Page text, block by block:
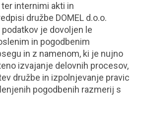
internimi akti in
družbe DOMEL d.o.o.
je dovoljen le
in pogodbenim
in z namenom, ki je nujno
izvajanje delovnih procesov,
družbe in izpolnjevanje pravic
pogodbenih razmerij s